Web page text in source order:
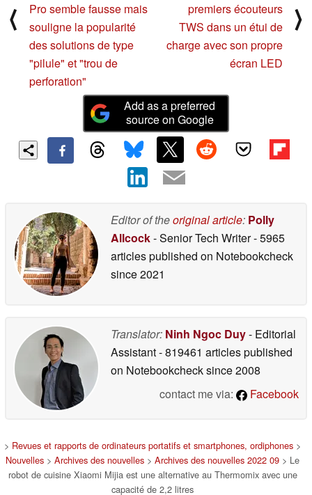
⟨
Pro semble fausse mais
souligne la popularité
des solutions de type
"pilule" et "trou de
perforation"
premiers écouteurs
TWS dans un étui de
charge avec son propre
écran LED
⟩
Add as a preferred
source on Google
Editor of theoriginal article: Polly
Allcock- Senior Tech Writer- 5965
articles published on Notebookcheck
since 2021
Translator: Ninh Ngoc Duy- Editorial
Assistant- 819461 articles published
on Notebookchecksince 2008
contact me via:
Facebook
> Revues et rapports de ordinateurs portatifs et smartphones, ordiphones >
Nouvelles > Archives des nouvelles > Archives des nouvelles 2022 09 > Le
robot de cuisine Xiaomi Mijia est une alternative au Thermomix avec une
capacité de 2,2 litres